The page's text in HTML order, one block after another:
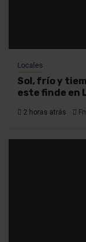
Locales
Sol, frío y
este finde en
2 horas atrás